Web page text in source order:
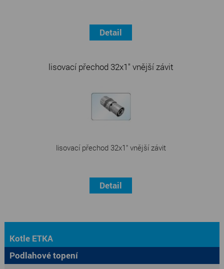
Detail
lisovací přechod 32x1" vnější závit
lisovací přechod 32x1" vnější závit
Detail
Kotle ETKA
Podlahové topení